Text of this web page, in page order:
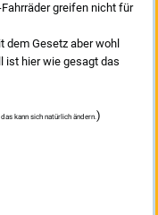
greifen nicht für
Gesetz aber wohl
ist hier wie gesagt das
kann sich natürlich ändern.)